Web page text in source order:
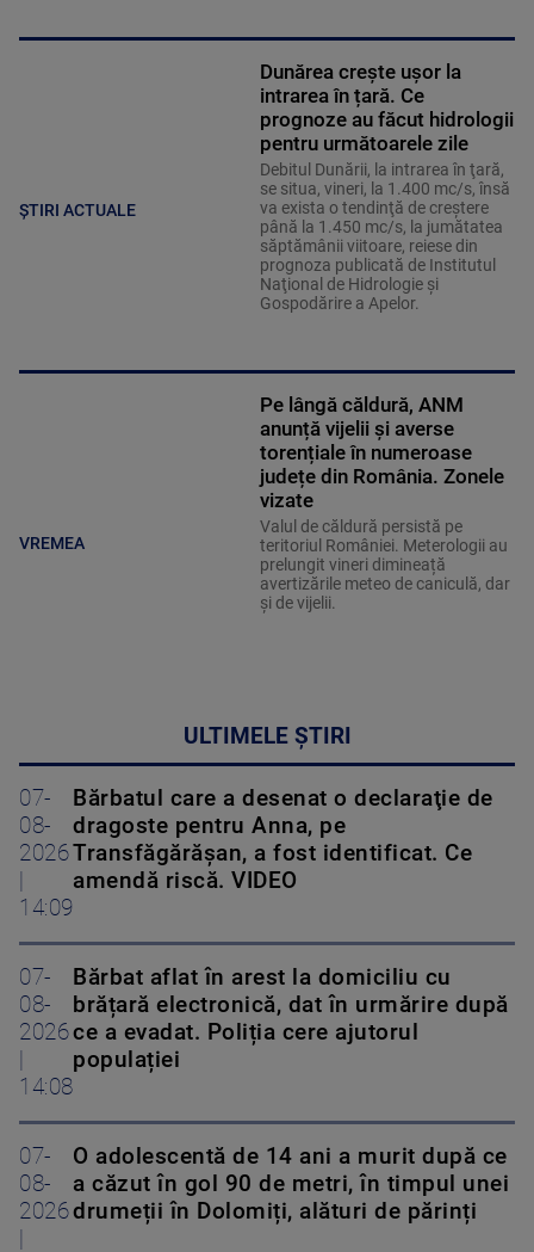
ȘTIRI ACTUALE
Dunărea crește ușor la
intrarea în țară. Ce
prognoze au făcut hidrologii
pentru următoarele zile
Debitul Dunării, la intrarea în ţară,
se situa, vineri, la 1.400 mc/s, însă
va exista o tendinţă de creştere
până la 1.450 mc/s, la jumătatea
săptămânii viitoare, reiese din
prognoza publicată de Institutul
Naţional de Hidrologie şi
Gospodărire a Apelor.
VREMEA
Pe lângă căldură, ANM
anunță vijelii și averse
torențiale în numeroase
județe din România. Zonele
vizate
Valul de căldură persistă pe
teritoriul României. Meterologii au
prelungit vineri dimineață
avertizările meteo de caniculă, dar
și de vijelii.
ULTIMELE ȘTIRI
07-
08-
2026
14:09
Bărbatul care a desenat o declaraţie de
dragoste pentru Anna, pe
Transfăgărăşan, a fost identificat. Ce
amendă riscă. VIDEO
07-
08-
2026
14:08
Bărbat aflat în arest la domiciliu cu
brățară electronică, dat în urmărire după
ce a evadat. Poliția cere ajutorul
populației
07-
08-
2026
O adolescentă de 14 ani a murit după ce
a căzut în gol 90 de metri, în timpul unei
drumeții în Dolomiți, alături de părinți